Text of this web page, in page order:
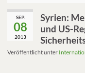
SEP.
08
2013
Syrien:
und US-
Veröffentlicht unter